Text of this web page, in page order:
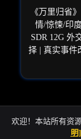
《万里归省
情/惊悚/印
SDR 12G 外
择 | 真实事件
欢迎！本站所有资
明]